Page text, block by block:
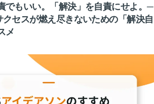
でもいい。「解決」を自責にせよ。─
セスが燃え尽きないための「解決自
メ